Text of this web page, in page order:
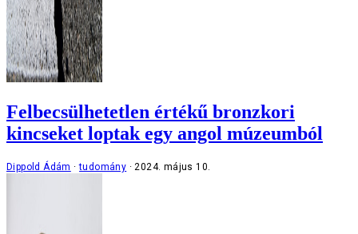
Felbecsülhetetlen értékű bronzkori
kincseket loptak egy angol múzeumból
Dippold Ádám tudomány 2024. május 10.